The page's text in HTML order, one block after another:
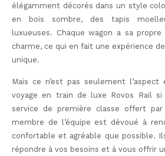
élégamment décorés dans un style
en bois sombre, des tapis
luxueuses. Chaque wagon a sa
charme, ce qui en fait une expérience
unique.
Mais ce n’est pas seulement
voyage en train de luxe Rovos Rail si
service de première classe offert par
membre de l’équipe est dévoué à
confortable et agréable que possible.
répondre à vos besoins et à vous offrir